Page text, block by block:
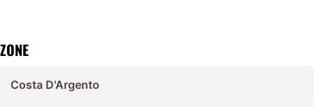
ZONE
Costa D'Argento